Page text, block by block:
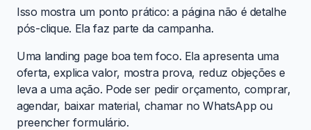
Isso mostra um ponto prático: a página não é detalhe
pós-clique. Ela faz parte da campanha.
Uma landing page boa tem foco. Ela apresenta uma
oferta, explica valor, mostra prova, reduz objeções e
leva a uma ação. Pode ser pedir orçamento, comprar,
agendar, baixar material, chamar no WhatsApp ou
preencher formulário.